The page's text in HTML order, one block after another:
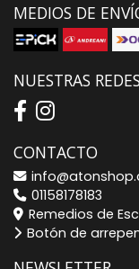
MEDIOS DE
NUESTRAS
CONTACTO
01158178183
Remedios de
Botón de